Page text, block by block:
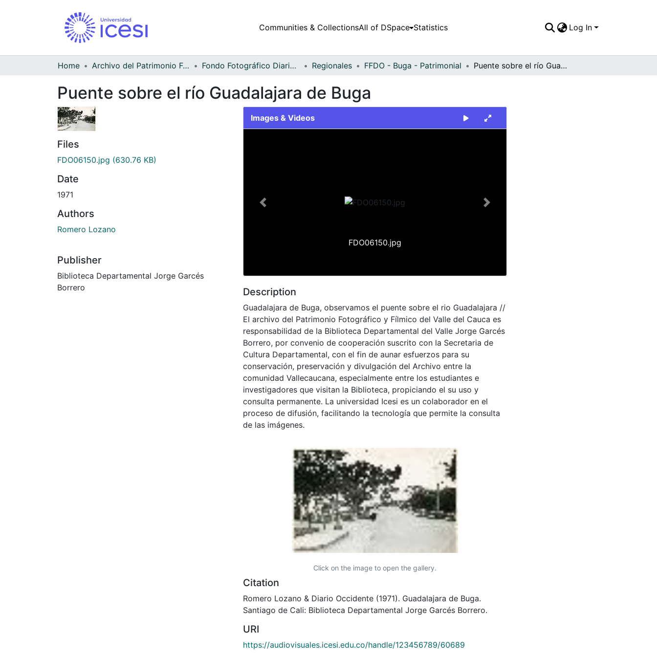
Communities & CollectionsAll of DSpace Statistics Log In
Home Archivo del Patrimonio Fotográfico y Fílmico del Valle del Cauca Fondo Fotográfico Diario Occidente Regionales FFDO - Buga - Patrimonial Puente sobre el río Guadalajara de Buga
Puente sobre el río Guadalajara de Buga
Files
FDO06150.jpg (630.76 KB)
Date
1971
Authors
Romero Lozano
Publisher
Biblioteca Departamental Jorge Garcés
Borrero
Images & Videos
FDO06150.jpg
Previous Next
Description
Guadalajara de Buga, observamos el puente sobre el rio Guadalajara //
El archivo del Patrimonio Fotográfico y Fílmico del Valle del Cauca es
responsabilidad de la Biblioteca Departamental del Valle Jorge Garcés
Borrero, por convenio de cooperación suscrito con la Secretaria de
Cultura Departamental, con el fin de aunar esfuerzos para su
conservación, preservación y divulgación del Archivo entre la
comunidad Vallecaucana, especialmente entre los estudiantes e
investigadores que visitan la Biblioteca, propiciando el su uso y
consulta permanente. La universidad Icesi es un colaborador en el
proceso de difusión, facilitando la tecnología que permite la consulta
de las imágenes.
Click on the image to open the gallery.
Citation
Romero Lozano & Diario Occidente (1971). Guadalajara de Buga.
Santiago de Cali: Biblioteca Departamental Jorge Garcés Borrero.
URI
https://audiovisuales.icesi.edu.co/handle/123456789/60689